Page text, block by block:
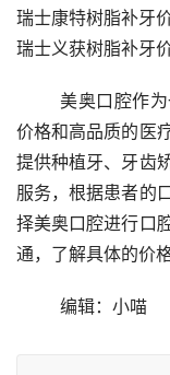
瑞士康特树脂补牙
瑞士义获树脂补牙
价格和高品质的医
提供种植牙、牙齿
服务，根据患者的
择美奥口腔进行口
通，了解具体的价
	编辑：小喵